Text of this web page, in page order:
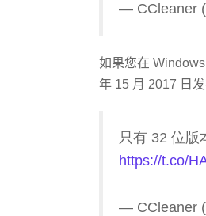
— CCleaner
如果您在
年 15 月 2017 日
只有 32 位版
https://t.co/
— CCleaner